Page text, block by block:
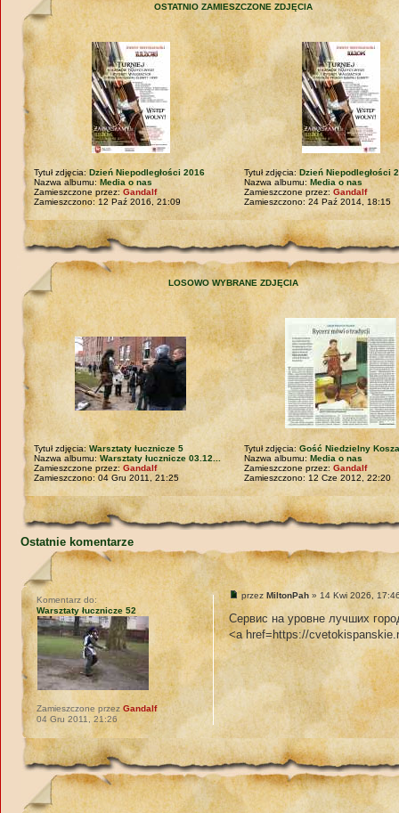
OSTATNIO ZAMIESZCZONE ZDJĘCIA
Tytuł zdjęcia:Dzień Niepodległości 2016
Nazwa albumu:Media o nas
Zamieszczone przez:Gandalf
Zamieszczono: 12 Paź 2016, 21:09
Tytuł zdjęcia:Dzień Niepodległości
Nazwa albumu:Media o nas
Zamieszczone przez:Gandalf
Zamieszczono: 24 Paź 2014, 18:15
LOSOWO WYBRANE ZDJĘCIA
Tytuł zdjęcia:Warsztaty łucznicze 5
Nazwa albumu:Warsztaty łucznicze 03.12...
Zamieszczone przez:Gandalf
Zamieszczono: 04 Gru 2011, 21:25
Tytuł zdjęcia:Gość Niedzielny
Nazwa albumu:Media o nas
Zamieszczone przez:Gandalf
Zamieszczono: 12 Cze 2012, 22:20
Ostatnie komentarze
przezMiltonPah » 14 Kwi 2026,
Сервис на уровне лучших
<a href=https://
Komentarz do:
Warsztaty łucznicze 52
Zamieszczone przezGandalf
04 Gru 2011, 21:26